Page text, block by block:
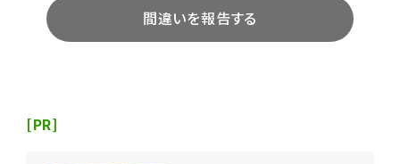
間違いを報告する
[PR]